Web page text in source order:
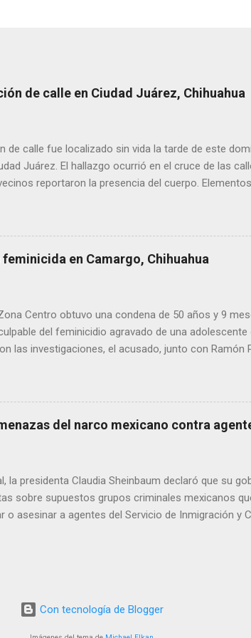
de calle en Ciudad Juárez, Chihuahua
de calle fue localizado sin vida la tarde de este
Juárez. El hallazgo ocurrió en el cruce de las
reportaron la presencia del cuerpo.
en Camargo, Chihuahua
Centro obtuvo una condena de 50 años y 9
del feminicidio agravado de una
las investigaciones, el acusado, junto con Ramón
Social Estatal número 1 de Aquiles
por reparación del daño y una multa de 58 mil
Porfirio V. P. recibió una sentencia de 45 años de
del narco mexicano contra
la presidenta Claudia Sheinbaum declaró que su
sobre supuestos grupos criminales mexicanos
o asesinar a agentes del Servicio de Inmigración y
a la espera de un informe formal para poder
Con tecnología de Blogger